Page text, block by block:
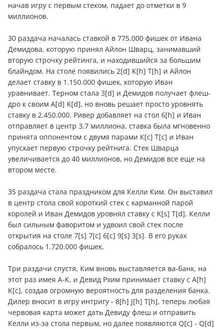
начав игру с первым стеком, падает до отметки в 9
миллионов.
30 раздача началась ставкой в 775.000 фишек от Ивана
Демидова, которую принял Айлон Шварц, занимавший
вторую строчку рейтинга, и находившийся за большим
блайндом. На столе появились 2[d] К[h] T[h] и Айлон
делает ставку в 1.150.000 фишек, которую Иван
уравнивает. Терном стала 3[d] и Демидов получает флеш-
дро к своим A[d] K[d], но вновь решает просто уровнять
ставку в 2.450.000. Ривер добавляет на стол 6[h] и Иван
отправляет в центр 3.7 миллиона, ставка была мгновенно
принята оппонентом с двумя парами К[c] Т[c] и Иван
упускает первую строчку рейтнига. Стек Шварца
увеличивается до 40 миллионов, но Демидов все еще на
втором месте.
35 раздача стала праздником для Келли Ким. Он выставил
в центр стола свой короткий стек с карманной парой
королей и Иван Демидов уровнял ставку с K[s] T[d]. Келли
был сильным фаворитом и удвоил свой стек после
открытия на столе 7[s] 7[c] 6[c] 9[s] 3[s]. В его руках
собралось 1.720.000 фишек.
Три раздачи спустя, Ким вновь выставляется ва-банк, на
этот раз имея A-K, и Девид Рхим принимает ставку с А[h]
K[c], создав огромную вероятность для разделения банка.
Дилер вносит в игру интригу - 8[h] J[h] T[h], теперь любая
червовая карта может дать Девиду флеш и отправить
Келли из-за стола первым, но далее появляются Q[c] - Q[d]